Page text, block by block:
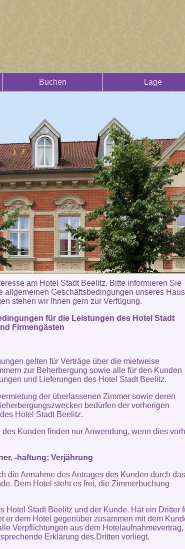
Buchen Lage
am Hotel Stadt Beelitz. Bitte informieren Sie
allgemeinen Geschäftsbedingungen unseres
stehen wir Ihnen gern zur Verfügung.
für die Leistungen des Hotel Stadt
Firmengästen
gelten für Verträge über die mietweise
zur Beherbergung sowie alle für den Kunden
und Lieferungen des Hotel Stadt Beelitz.
der überlassenen Zimmer sowie deren
bedürfen der vorherigen
Hotel Stadt Beelitz.
Kunden finden nur Anwendung, wenn dies
-haftung; Verjährung
die Annahme des Antrages des Kunden durch das
Dem Hotel steht es frei, die Zimmerbuchung
Hotel Stadt Beelitz und der Kunde. Hat ein Dritter
er dem Hotel gegenüber zusammen mit dem
Verpflichtungen aus dem Hotelaufnahmevertrag,
Erklärung des Dritten vorliegt.